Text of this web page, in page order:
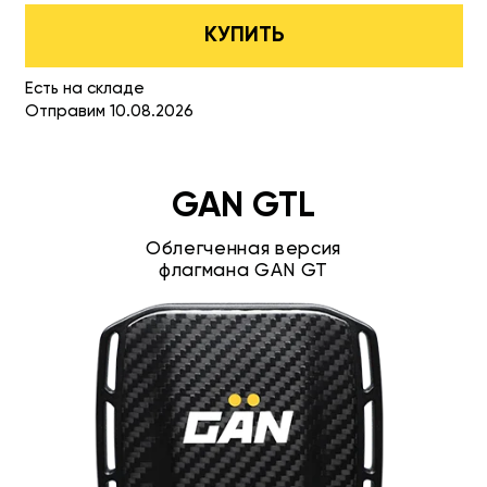
КУПИТЬ
Есть на складе
Отправим 10.08.2026
GAN GTL
Облегченная версия
флагмана GAN GT